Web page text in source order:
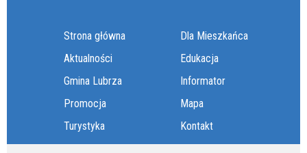
Strona główna
Aktualności
Gmina Lubrza
Promocja
Turystyka
Dla Mieszkańca
Edukacja
Informator
Mapa
Kontakt